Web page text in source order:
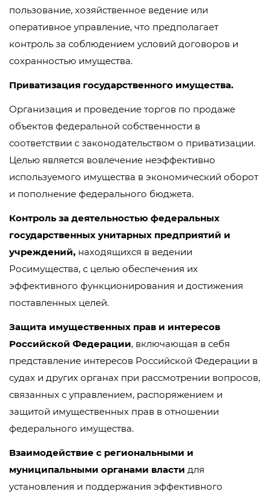
пользование, хозяйственное ведение или
оперативное управление, что предполагает
контроль за соблюдением условий договоров и
сохранностью имущества.
Приватизация государственного имущества.
Организация и проведение торгов по продаже
объектов федеральной собственности в
соответствии с законодательством о приватизации.
Целью является вовлечение неэффективно
используемого имущества в экономический оборот
и пополнение федерального бюджета.
Контроль за деятельностью федеральных
государственных унитарных предприятий и
учреждений, находящихся в ведении
Росимущества, с целью обеспечения их
эффективного функционирования и достижения
поставленных целей.
Защита имущественных прав и интересов
Российской Федерации, включающая в себя
представление интересов Российской Федерации в
судах и других органах при рассмотрении вопросов,
связанных с управлением, распоряжением и
защитой имущественных прав в отношении
федерального имущества.
Взаимодействие с региональными и
муниципальными органами власти для
установления и поддержания эффективного